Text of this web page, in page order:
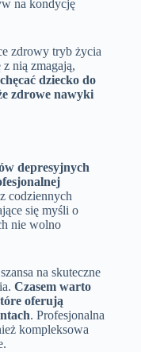
na kondycję
zdrowy tryb życia
nią zmagają,
dziecko do
zdrowe nawyki
depresyjnych
codziennych
się myśli o
nie wolno
na skuteczne
Czasem warto
oferują
. Profesjonalna
kompleksowa